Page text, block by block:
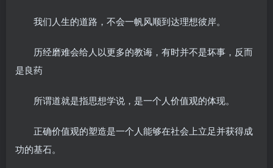
我们人生的道路，不会一帆风顺到达理想彼岸。
历经磨难会给人以更多的教诲，有时并不是坏事，反而
是良药
所谓道就是指思想学说，是一个人价值观的体现。
正确价值观的塑造是一个人能够在社会上立足并获得成
功的基石。